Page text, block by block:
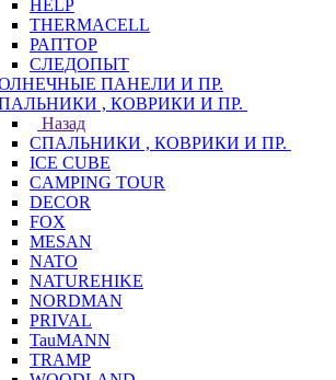
HELP
THERMACELL
РАПТОР
СЛЕДОПЫТ
ПАНЕЛИ И ПР.
, КОВРИКИ И ПР.
Назад
СПАЛЬНИКИ , КОВРИКИ И ПР.
ICE CUBE
CAMPING TOUR
DECOR
FOX
MESAN
NATO
NATUREHIKE
NORDMAN
PRIVAL
TauMANN
TRAMP